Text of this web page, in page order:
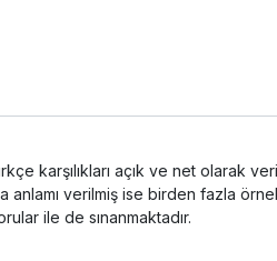
karşılıkları açık ve net olarak
anlamı verilmiş ise birden fazla
ile de sınanmaktadır.